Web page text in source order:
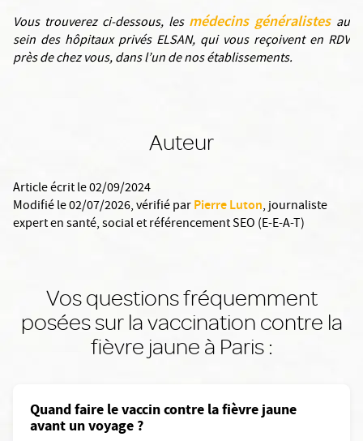
Vous trouverez ci-dessous, les médecins généralistes au
sein des hôpitaux privés ELSAN, qui vous reçoivent en RDV
près de chez vous, dans l’un de nos établissements.
Auteur
Article écrit le 02/09/2024
Modifié le 02/07/2026, vérifié parPierre Luton,journaliste
expert en santé, social et référencement SEO (E-E-A-T)
Vos questions fréquemment
posées sur la vaccination contre la
fièvre jaune à Paris :
Quand faire le vaccin contre la fièvre jaune
avant un voyage ?